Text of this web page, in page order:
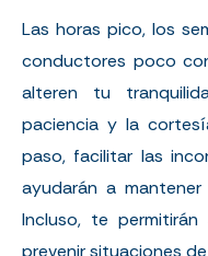
Las horas pico, los
conductores poco
alteren tu
paciencia y la
paso, facilitar las
ayudarán a
Incluso, te